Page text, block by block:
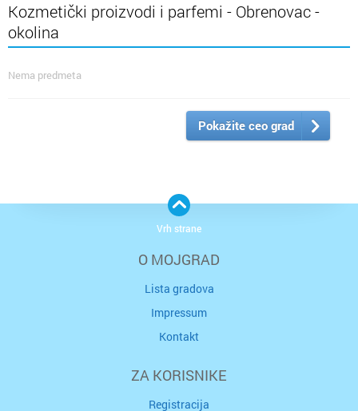
Kozmetički proizvodi i parfemi - Obrenovac -
okolina
Nema predmeta
Pokažite ceo grad
O MOJGRAD
Lista gradova
Impressum
Kontakt
ZA KORISNIKE
Registracija
Vrh strane